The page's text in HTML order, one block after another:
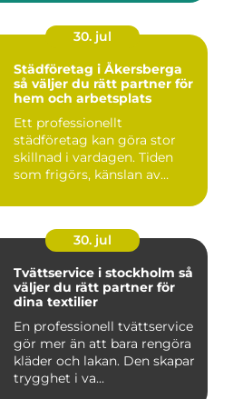
30. jul
Städföretag i Åkersberga
så väljer du rätt partner för
hem och arbetsplats
Ett professionellt
städföretag kan göra stor
skillnad i vardagen. Tiden
som frigörs, känslan av
30. jul
Tvättservice i stockholm så
väljer du rätt partner för
dina textilier
En professionell tvättservice
gör mer än att bara rengöra
kläder och lakan. Den skapar
trygghet i va...